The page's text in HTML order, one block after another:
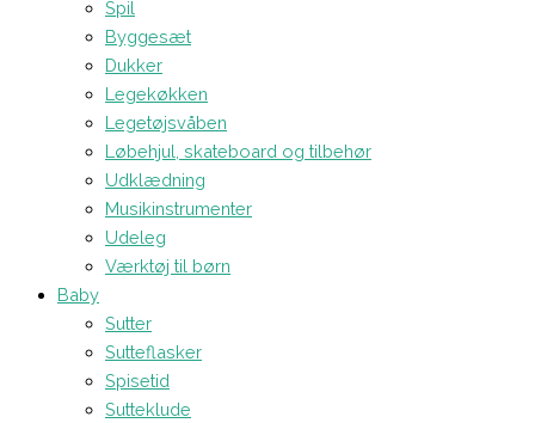
Spil
Byggesæt
Dukker
Legekøkken
Legetøjsvåben
Løbehjul, skateboard og tilbehør
Udklædning
Musikinstrumenter
Udeleg
Værktøj til børn
Baby
Sutter
Sutteflasker
Spisetid
Sutteklude